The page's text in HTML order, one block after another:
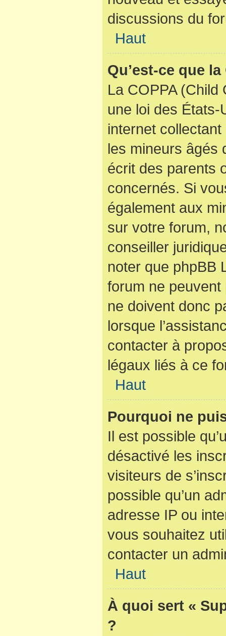
discussions du
Haut
Qu’est-ce que la
La COPPA
une loi des États-
internet
les mineurs âgés
écrit des parents
concernés. Si
également aux
sur votre forum,
conseiller
noter que phpBB
forum ne peuvent
ne doivent donc
lorsque
contacter à
légaux liés à ce
Haut
Pourquoi ne
Il est possible
désactivé les
visiteurs de
possible qu’un
adresse IP ou
vous souhaitez
contacter un
Haut
À quoi sert «
?